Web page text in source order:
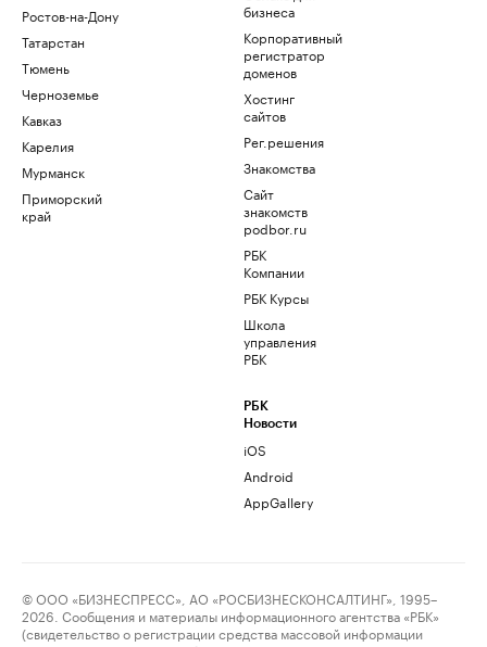
Ростов-на-Дону
Татарстан
Тюмень
Черноземье
Кавказ
Карелия
Мурманск
Приморский
край
бизнеса
Корпоративный
регистратор
доменов
Хостинг
сайтов
Рег.решения
Знакомства
Сайт
знакомств
podbor.ru
РБК
Компании
РБК Курсы
Школа
управления
РБК
РБК
Новости
iOS
Android
AppGallery
© ООО «БИЗНЕСПРЕСС», АО «РОСБИЗНЕСКОНСАЛТИНГ», 1995–
2026. Сообщения и материалы информационного агентства «РБК»
(свидетельство о регистрации средства массовой информации